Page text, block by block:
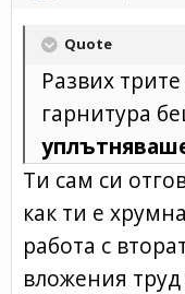
Quote
Развих
гарнитура
Ти сам си
как ти е
работа с
вложения труд